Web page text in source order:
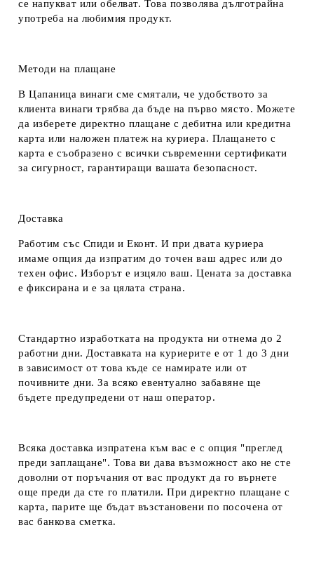
се напукват или обелват. Това позволява дълготрайна
употреба на любимия продукт.
Методи на плащане
В Цапаница винаги сме смятали, че удобството за
клиента винаги трябва да бъде на първо място. Можете
да изберете директно плащане с дебитна или кредитна
карта или наложен платеж на куриера. Плащането с
карта е съобразено с всички съвременни сертификати
за сигурност, гарантиращи вашата безопасност.
Доставка
Работим със Спиди и Еконт. И при двата куриера
имаме опция да изпратим до точен ваш адрес или до
техен офис. Изборът е изцяло ваш. Цената за доставка
е фиксирана и е за цялата страна.
Стандартно изработката на продукта ни отнема до 2
работни дни. Доставката на куриерите е от 1 до 3 дни
в зависимост от това къде се намирате или от
почивните дни. За всяко евентуално забавяне ще
бъдете предупредени от наш оператор.
Всяка доставка изпратена към вас е с опция "преглед
преди заплащане". Това ви дава възможност ако не сте
доволни от поръчания от вас продукт да го върнете
още преди да сте го платили. При директно плащане с
карта, парите ще бъдат възстановени по посочена от
вас банкова сметка.